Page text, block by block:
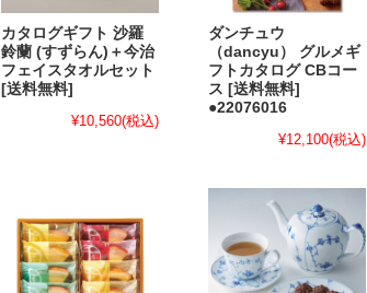
カタログギフト 沙羅
鈴蘭 (すずらん)＋今治
フェイスタオルセット
[送料無料]
¥10,560(税込)
ダンチュウ
（dancyu） グルメギ
フトカタログ CBコー
ス [送料無料]
●22076016
¥12,100(税込)